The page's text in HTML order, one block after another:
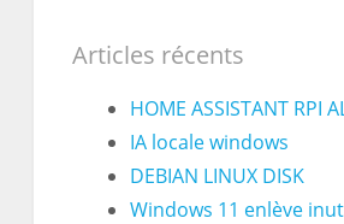
Articles récents
HOME ASSISTANT RPI
IA locale windows
DEBIAN LINUX DISK
Windows 11 enlève